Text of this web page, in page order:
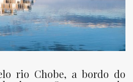
rio Chobe, a bordo do